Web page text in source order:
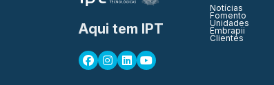
Aqui tem IPT
Notícias
Fomento
Unidades
Embrapii
Clientes